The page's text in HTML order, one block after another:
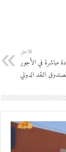
اللاحق
مباشرة في الأجور
النقد الدولي